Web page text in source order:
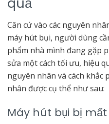
Căn cứ vào các nguyên
máy hút bụi, người dùng
phẩm nhà mình đang gặp
sửa một cách tối ưu, hiệu
nguyên nhân và cách
nhân được cụ thể như sau:
Máy hút bụi bị